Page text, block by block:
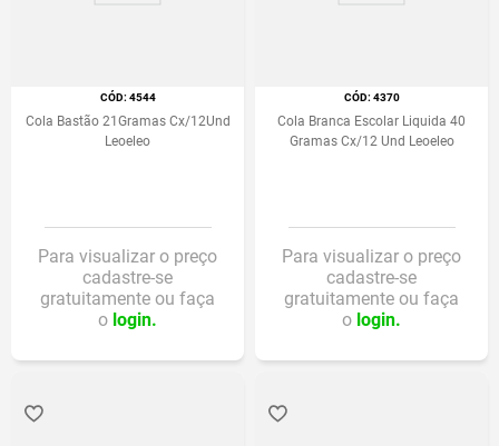
:4544
Cola Bastão 21Gramas Cx/12Und
Leoeleo
Para visualizar o preço
cadastre-se
gratuitamente ou faça
o login.
:4370
Cola Branca Escolar Liquida 40
Gramas Cx/12 Und Leoeleo
Para visualizar o preço
cadastre-se
gratuitamente ou faça
o login.